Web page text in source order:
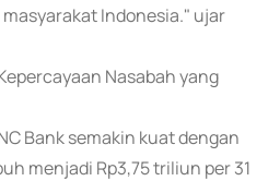
Indonesia." ujar
Nasabah yang
Bank semakin kuat dengan
menjadi Rp3,75 triliun per 31